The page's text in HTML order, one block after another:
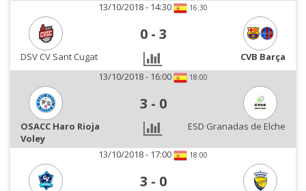
13/10/2018 - 14:30 16:30
0 - 3
DSV CV Sant Cugat
CVB Barça
13/10/2018 - 16:00
18:00
3 - 0
OSACC Haro Rioja
Voley
ESD Granadas de Elche
13/10/2018 - 17:00 18:00
3 - 0